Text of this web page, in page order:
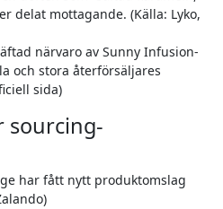
delat mottagande. (Källa: Lyko,
närvaro av Sunny Infusion-
och stora återförsäljares
sida)
sourcing-
har fått nytt produktomslag